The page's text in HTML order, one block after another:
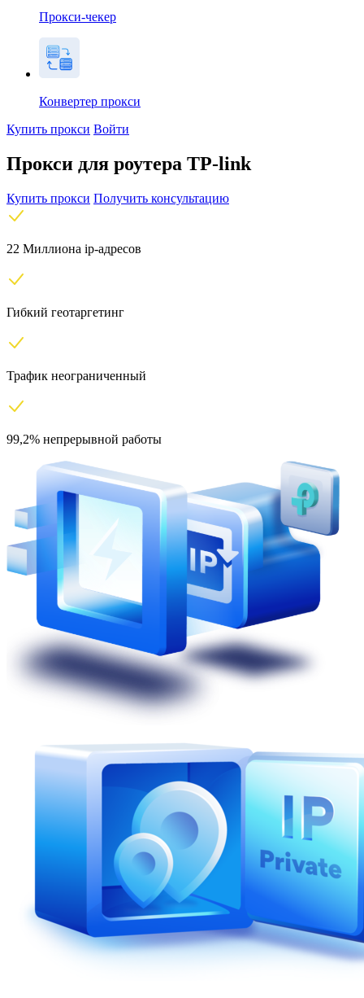
Прокси-чекер
Конвертер прокси
Купить прокси Войти
Прокси для роутера TP-link
Купить прокси Получить консультацию
22 Миллиона ip-адресов
Гибкий геотаргетинг
Трафик неограниченный
99,2% непрерывной работы